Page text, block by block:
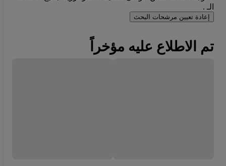
الـ .
إعادة تعيين مرشحات البحث
تم الاطلاع عليه مؤخراً